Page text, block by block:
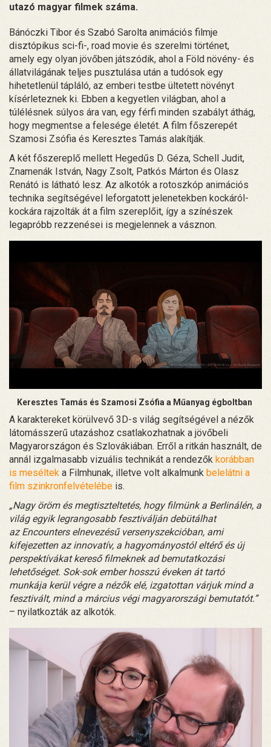
utazó magyar filmek száma.
Bánóczki Tibor és Szabó Sarolta animációs filmje
disztópikus sci-fi-, road movie és szerelmi történet,
amely egy olyan jövőben játszódik, ahol a Föld növény- és
állatvilágának teljes pusztulása után a tudósok egy
hihetetlenül tápláló, az emberi testbe ültetett növényt
kísérleteznek ki. Ebben a kegyetlen világban, ahol a
túlélésnek súlyos ára van, egy férfi minden szabályt áthág,
hogy megmentse a felesége életét. A film főszerepét
Szamosi Zsófia és Keresztes Tamás alakítják.
A két főszereplő mellett Hegedűs D. Géza, Schell Judit,
Znamenák István, Nagy Zsolt, Patkós Márton és Olasz
Renátó is látható lesz. Az alkotók a rotoszkóp animációs
technika segítségével leforgatott jelenetekben kockáról-
kockára rajzolták át a film szereplőit, így a színészek
legapróbb rezzenései is megjelennek a vásznon.
Keresztes Tamás és Szamosi Zsófia a Műanyag égboltban
A karaktereket körülvevő 3D-s világ segítségével a nézők
látomásszerű utazáshoz csatlakozhatnak a jövőbeli
Magyarországon és Szlovákiában. Erről a ritkán használt, de
annál izgalmasabb vizuális technikát a rendezők korábban
is meséltek a Filmhunak, illetve volt alkalmunk belelátni a
film szinkronfelvételébe is.
„Nagy öröm és megtiszteltetés, hogy filmünk a Berlinálén, a
világ egyik legrangosabb fesztiválján debütálhat
az Encounters elnevezésű versenyszekcióban, ami
kifejezetten az innovatív, a hagyományostól eltérő és új
perspektívákat kereső filmeknek ad bemutatkozási
lehetőséget. Sok-sok ember hosszú éveken át tartó
munkája kerül végre a nézők elé, izgatottan várjuk mind a
fesztivált, mind a március végi magyarországi bemutatót.”
– nyilatkozták az alkotók.